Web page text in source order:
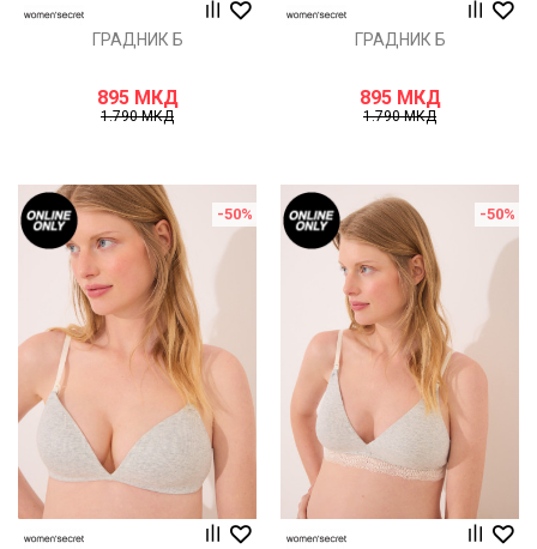
ГРАДНИК Б
895 МКД
1.790МКД
ГРАДНИК Б
895 МКД
1.790МКД
-50% -50%